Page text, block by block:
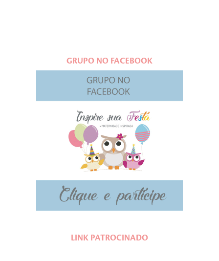
GRUPO NO FACEBOOK
LINK PATROCINADO